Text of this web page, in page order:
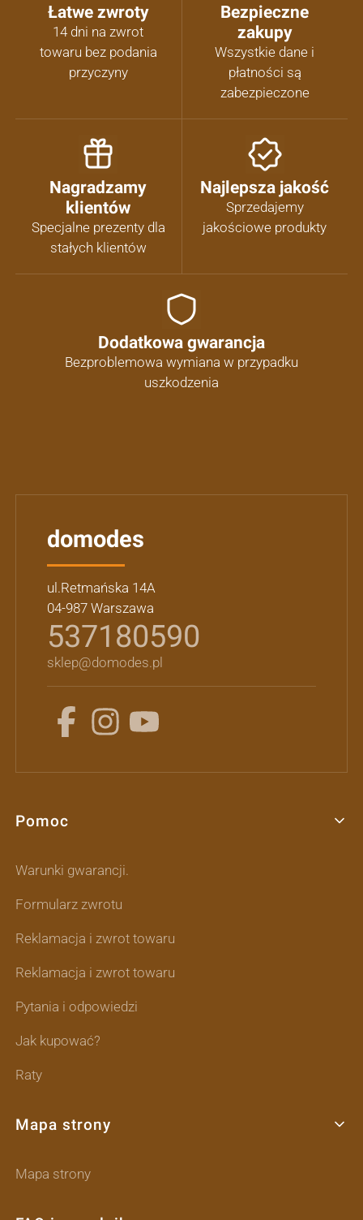
Łatwe zwroty
14 dni na zwrot
towaru bez podania
przyczyny
Bezpieczne
zakupy
Wszystkie dane i
płatności są
zabezpieczone
Nagradzamy
klientów
Specjalne prezenty dla
stałych klientów
Najlepsza jakość
Sprzedajemy
jakościowe produkty
Dodatkowa gwarancja
Bezproblemowa wymiana w przypadku
uszkodzenia
domodes
ul.Retmańska 14A
04-987 Warszawa
537180590
sklep@domodes.pl
Linki w stopce
Pomoc
Warunki gwarancji.
Formularz zwrotu
Reklamacja i zwrot towaru
Reklamacja i zwrot towaru
Pytania i odpowiedzi
Jak kupować?
Raty
Mapa strony
Mapa strony